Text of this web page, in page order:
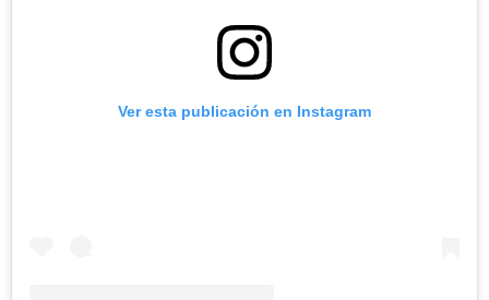
Ver esta publicación en Instagram